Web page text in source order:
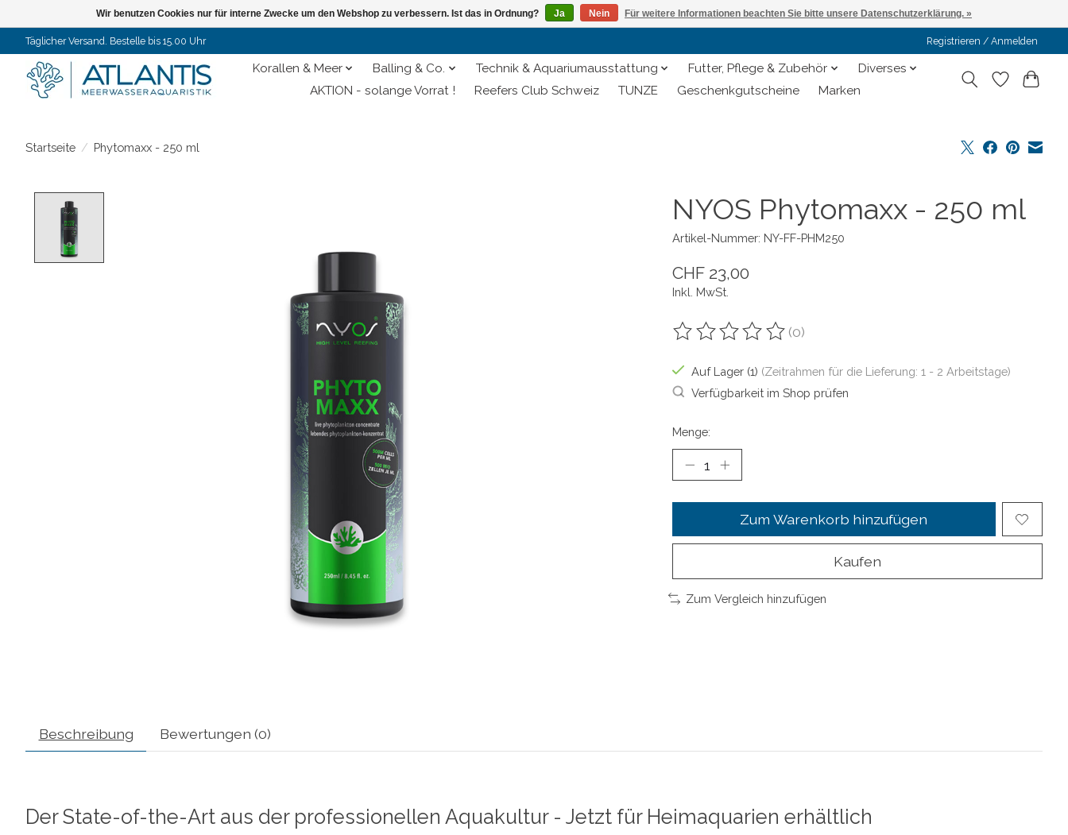
Täglicher Versand. Bestelle bis 15.00 Uhr Registrieren / Anmelden
Korallen & Meer Balling & Co. Technik & Aquariumausstattung Futter, Pflege & Zubehör
Diverses
AKTION - solange Vorrat !
Reefers Club Schweiz TUNZE Geschenkgutscheine Marken
Startseite / Phytomaxx - 250 ml
NYOS Phytomaxx - 250 ml
Artikel-Nummer: NY-FF-PHM250
CHF 23,00
Inkl. MwSt.
Die Bewertung dieses Produkts ist
(0)
Auf Lager (1) (Zeitrahmen für die Lieferung: 1 - 2 Arbeitstage)
Verfügbarkeit im Shop prüfen
Menge:
Zum Warenkorb hinzufügen
Kaufen
Zum Vergleich hinzufügen
Beschreibung Bewertungen (0)
Der State-of-the-Art aus der professionellen Aquakultur - Jetzt für Heimaquarien erhältlich
Wir benutzen Cookies nur für interne Zwecke um den Webshop zu verbessern. Ist das in Ordnung? Ja Nein Für weitere Informationen beachten Sie bitte unsere Datenschutzerklärung. »